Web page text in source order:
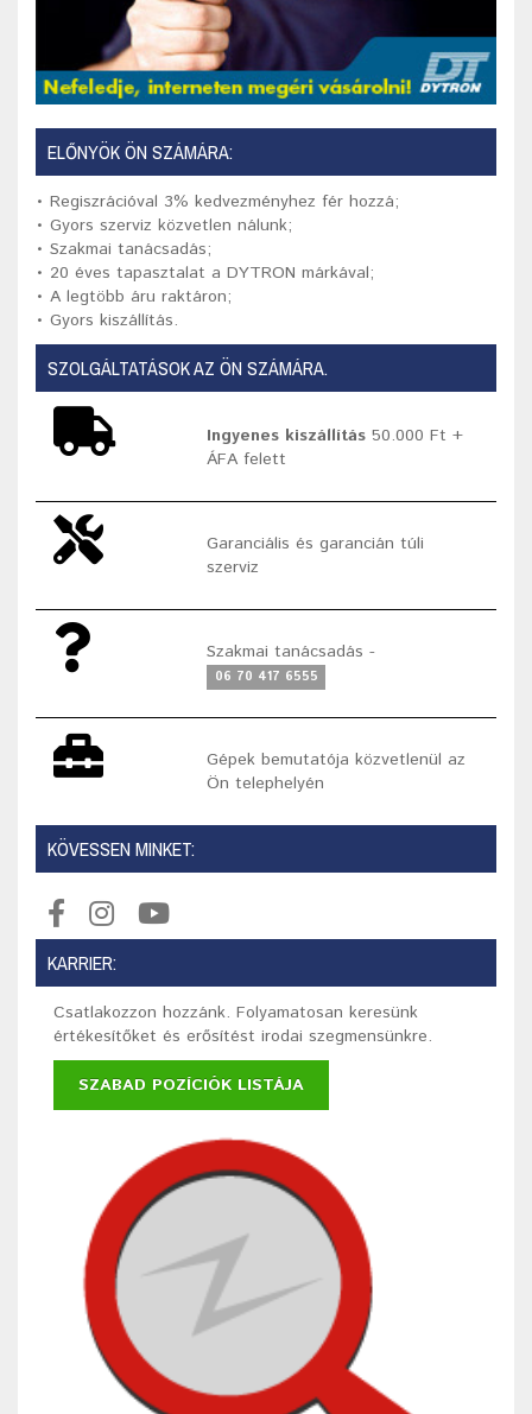
ELŐNYÖK ÖN SZÁMÁRA:
• Regiszrációval 3% kedvezményhez fér hozzá;
• Gyors szerviz közvetlen nálunk;
• Szakmai tanácsadás;
• 20 éves tapasztalat a DYTRON márkával;
• A legtöbb áru raktáron;
• Gyors kiszállítás.
SZOLGÁLTATÁSOK AZ ÖN SZÁMÁRA.
Ingyenes kiszállítás 50.000 Ft +
ÁFA felett
Garanciális és garancián túli
szerviz
Szakmai tanácsadás -
06 70 417 6555
Gépek bemutatója közvetlenül az
Ön telephelyén
KÖVESSEN MINKET:
KARRIER:
Csatlakozzon hozzánk. Folyamatosan keresünk
értékesítőket és erősítést irodai szegmensünkre.
SZABAD POZÍCIÓK LISTÁJA